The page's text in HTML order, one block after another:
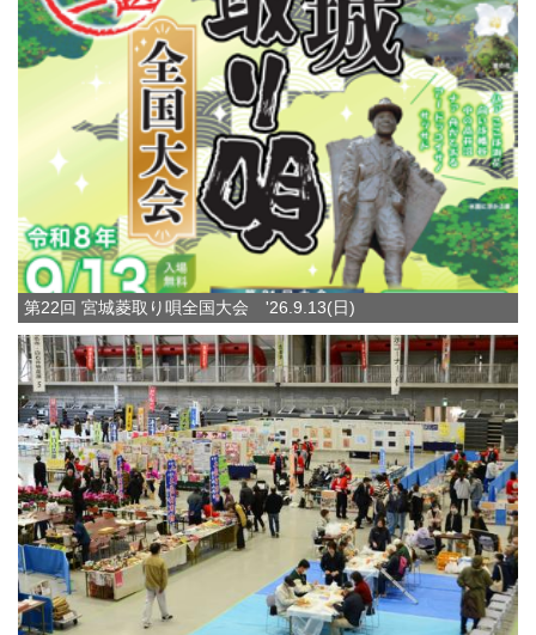
第22回 宮城菱取り唄全国大会 '26.9.13(日)